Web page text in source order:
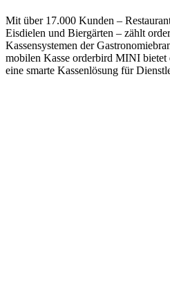
Mit über 17.000 Kunden –
Eisdielen und Biergärten – zählt
Kassensystemen der
mobilen Kasse orderbird MINI bietet
eine smarte Kassenlösung für